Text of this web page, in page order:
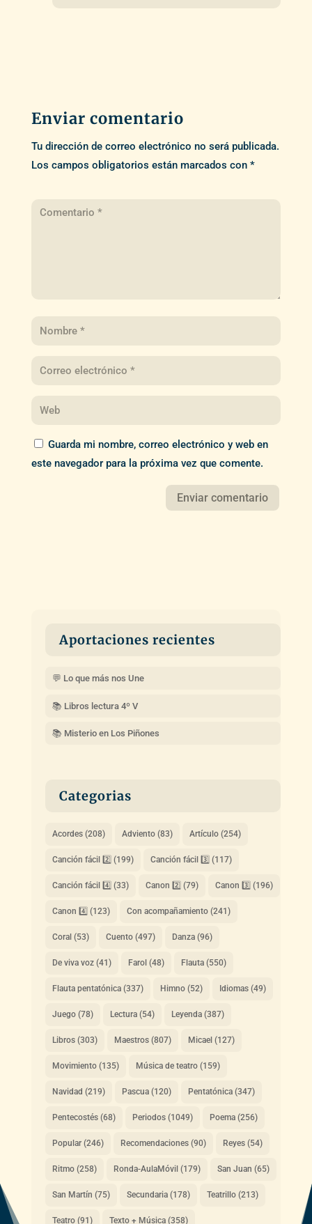
Enviar comentario
Tu dirección de correo electrónico no será publicada.
Los campos obligatorios están marcados con *
Guarda mi nombre, correo electrónico y web en
este navegador para la próxima vez que comente.
Aportaciones recientes
💬 Lo que más nos Une
📚 Libros lectura 4º V
📚 Misterio en Los Piñones
Categorias
Acordes(208) Adviento(83) Artículo(254)
Canción fácil 2️⃣ (199) Canción fácil 3️⃣ (117)
Canción fácil 4️⃣ (33) Canon 2️⃣ (79) Canon 3️⃣ (196)
Canon 4️⃣ (123) Con acompañamiento(241)
Coral (53) Cuento(497) Danza(96)
De viva voz(41) Farol (48) Flauta(550)
Flauta pentatónica(337) Himno(52) Idiomas(49)
Juego(78) Lectura(54) Leyenda(387)
Libros(303) Maestros(807) Micael (127)
Movimiento(135) Música de teatro(159)
Navidad (219) Pascua(120) Pentatónica(347)
Pentecostés(68) Periodos(1049) Poema(256)
Popular(246) Recomendaciones(90) Reyes(54)
Ritmo(258) Ronda-AulaMóvil (179) San Juan (65)
San Martín (75) Secundaria(178) Teatrillo(213)
Teatro(91) Texto + Música(358)